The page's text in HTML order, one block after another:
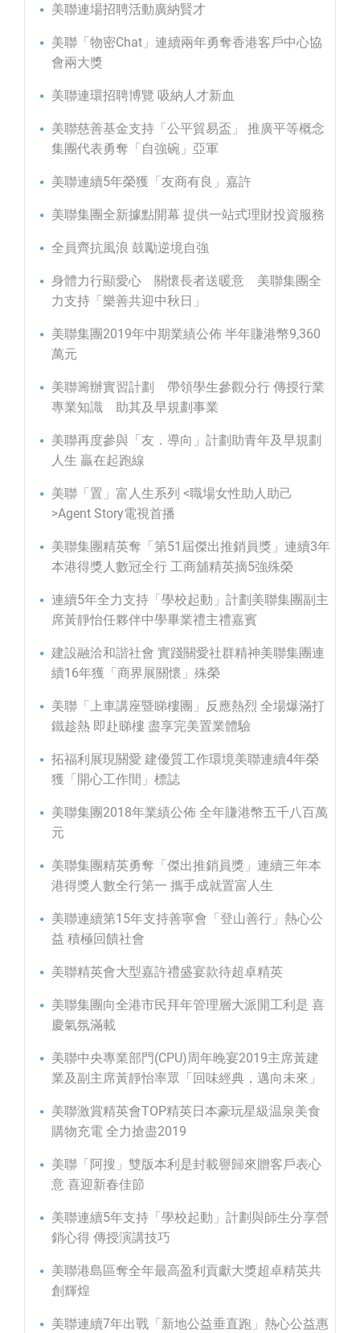
美聯連場招聘活動廣納賢才
美聯「物密Chat」連續兩年勇奪香港客戶中心協
會兩大獎
美聯連環招聘博覽 吸納人才新血
美聯慈善基金支持「公平貿易盃」 推廣平等概念
集團代表勇奪「自強碗」亞軍
美聯連續5年榮獲「友商有良」嘉許
美聯集團全新據點開幕 提供一站式理財投資服務
全員齊抗風浪 鼓勵逆境自強
身體力行顯愛心 關懷長者送暖意 美聯集團全
力支持「樂善共迎中秋日」
美聯集團2019年中期業績公佈 半年賺港幣9,360
萬元
美聯籌辦實習計劃 帶領學生參觀分行 傳授行業
專業知識 助其及早規劃事業
美聯再度參與「友．導向」計劃助青年及早規劃
人生 贏在起跑線
美聯「置」富人生系列 <職場女性助人助己
>Agent Story電視首播
美聯集團精英奪「第51屆傑出推銷員獎」連續3年
本港得獎人數冠全行 工商舖精英摘5強殊榮
連續5年全力支持「學校起動」計劃美聯集團副主
席黃靜怡任夥伴中學畢業禮主禮嘉賓
建設融洽和諧社會 實踐關愛社群精神美聯集團連
續16年獲「商界展關懷」殊榮
美聯「上車講座暨睇樓團」反應熱烈 全場爆滿打
鐵趁熱 即赴睇樓 盡享完美置業體驗
拓福利展現關愛 建優質工作環境美聯連續4年榮
獲「開心工作間」標誌
美聯集團2018年業績公佈 全年賺港幣五千八百萬
元
美聯集團精英勇奪「傑出推銷員獎」連續三年本
港得獎人數全行第一 攜手成就置富人生
美聯連續第15年支持善寧會「登山善行」熱心公
益 積極回饋社會
美聯精英會大型嘉許禮盛宴款待超卓精英
美聯集團向全港市民拜年管理層大派開工利是 喜
慶氣氛滿載
美聯中央專業部門(CPU)周年晚宴2019主席黃建
業及副主席黃靜怡率眾「回味經典，邁向未來」
美聯激賞精英會TOP精英日本豪玩星級温泉美食
購物充電 全力搶盡2019
美聯「阿搜」雙版本利是封載譽歸來贈客戶表心
意 喜迎新春佳節
美聯連續5年支持「學校起動」計劃與師生分享營
銷心得 傳授演講技巧
美聯港島區奪全年最高盈利貢獻大獎超卓精英共
創輝煌
美聯連續7年出戰「新地公益垂直跑」熱心公益惠